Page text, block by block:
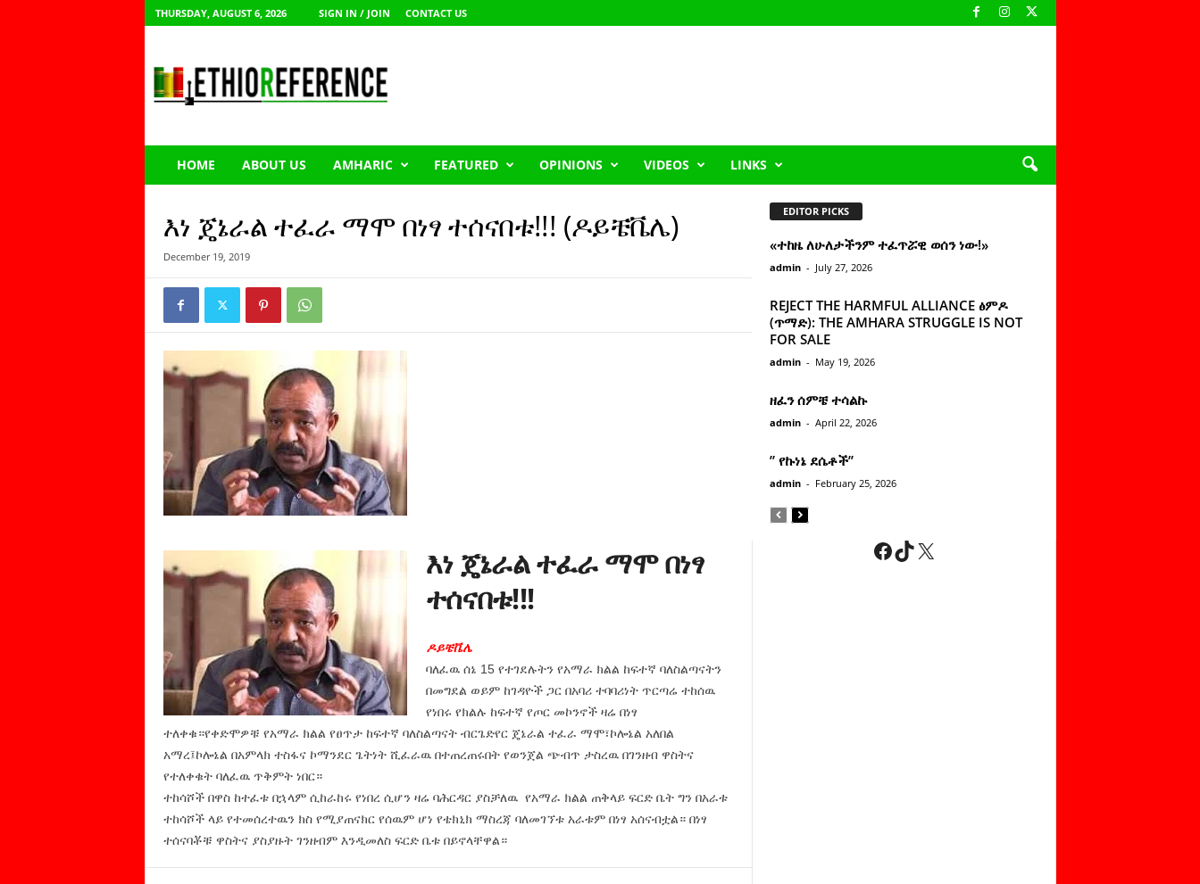
THURSDAY, AUGUST 6, 2026 SIGN IN / JOIN CONTACT US
h
HOME ABOUT US AMHARIC FEATURED OPINIONS VIDEOS LINKS
እነ ጄኔራል ተፈራ ማሞ በነፃ ተሰናበቱ!!! (ዶይቼቬሌ)
December 19, 2019
እነ ጄኔራል ተፈራ ማሞ በነፃ
ተሰናበቱ!!!
ዶይቼቬሌ
ባለፈዉ ሰኔ 15 የተገደሉትን የአማራ ክልል ከፍተኛ ባለስልጣናትን
በመግደል ወይም ከገዳዮች ጋር በአባሪ ተባባሪነት ጥርጣሬ ተከሰዉ
የነበሩ የክልሉ ከፍተኛ የጦር መኮንኖች ዛሬ በነፃ
ተለቀቁ።የቀድሞዎቹ የአማራ ክልል የፀጥታ ከፍተኛ ባለስልጣናት ብርጌድየር ጄኔራል ተፈራ ማሞ፣ኮሎኔል አለበል
አማረ፤ኮሎኔል በአምላክ ተስፋና ኮማንደር ጌትነት ሺፈራዉ በተጠረጠሩበት የወንጀል ጭብጥ ታስረዉ በገንዘብ ዋስትና
የተለቀቁት ባለፈዉ ጥቅምት ነበር።
ተከሳሾች በዋስ ከተፈቱ በኋላም ሲከራከሩ የነበረ ሲሆን ዛሬ ባሕርዳር ያስቻለዉ የአማራ ክልል ጠቅላይ ፍርድ ቤት ግን በአራቱ
ተከሳሾች ላይ የተመሰረተዉን ክስ የሚያጠናክር የሰዉም ሆነ የቴክኒክ ማስረጃ ባለመገኘቱ አራቱም በነፃ አሰናብቷል። በነፃ
ተሰናባቾቹ ዋስትና ያስያዙት ገንዘብም እንዲመለስ ፍርድ ቤቱ በይኖላቸዋል።
EDITOR PICKS
«ተከዜ ለሁለታችንም ተፈጥሯዊ ወሰን ነው!»
admin - July 27, 2026
REJECT THE HARMFUL ALLIANCE ፅምዶ
(ጥማድ): THE AMHARA STRUGGLE IS NOT
FOR SALE
admin - May 19, 2026
ዘፈን ሰምቼ ተሳልኩ
admin - April 22, 2026
” የኩነኔ ደሴቶች’’
admin - February 25, 2026
Facebook
TikTok
X